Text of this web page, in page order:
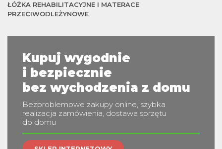
ŁÓŻKA REHABILITACYJNE I MATERACE
PRZECIWODLEŻYNOWE
Kupuj wygodnie
i bezpiecznie
bez wychodzenia z domu
Bezproblemowe zakupy online, szybka
realizacja zamówienia, dostawa sprzętu
do domu